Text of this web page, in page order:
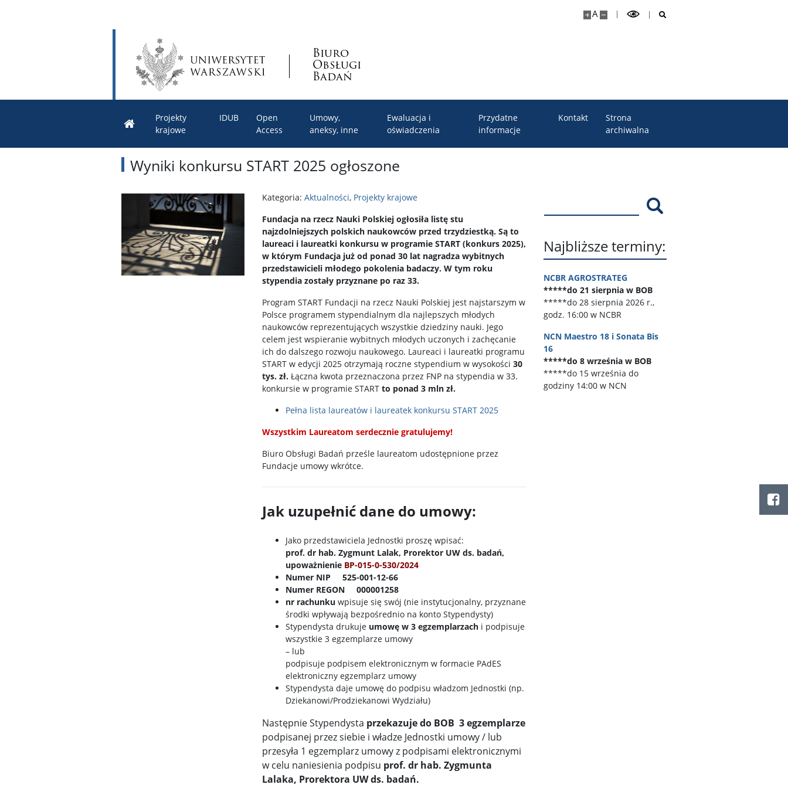
A
Biuro
Obsługi
Badań
Projekty
krajowe
IDUB
Open
Access
Umowy,
aneksy, inne
Ewaluacja i
oświadczenia
Przydatne
informacje
Kontakt
Strona
archiwalna
Wyniki konkursu START 2025 ogłoszone
Kategoria: Aktualności, Projekty krajowe
Fundacja na rzecz Nauki Polskiej ogłosiła listę stu
najzdolniejszych polskich naukowców przed trzydziestką. Są to
laureaci i laureatki konkursu w programie START (konkurs 2025),
w którym Fundacja już od ponad 30 lat nagradza wybitnych
przedstawicieli młodego pokolenia badaczy. W tym roku
stypendia zostały przyznane po raz 33.
Program START Fundacji na rzecz Nauki Polskiej jest najstarszym w
Polsce programem stypendialnym dla najlepszych młodych
naukowców reprezentujących wszystkie dziedziny nauki. Jego
celem jest wspieranie wybitnych młodych uczonych i zachęcanie
ich do dalszego rozwoju naukowego. Laureaci i laureatki programu
START w edycji 2025 otrzymają roczne stypendium w wysokości 30
tys. zł. Łączna kwota przeznaczona przez FNP na stypendia w 33.
konkursie w programie START to ponad 3 mln zł.
Pełna lista laureatów i laureatek konkursu START 2025
Wszystkim Laureatom serdecznie gratulujemy!
Biuro Obsługi Badań prześle laureatom udostępnione przez
Fundacje umowy wkrótce.
Jak uzupełnić dane do umowy:
Jako przedstawiciela Jednostki proszę wpisać:
prof. dr hab. Zygmunt Lalak, Prorektor UW ds. badań,
upoważnienie BP-015-0-530/2024
Numer NIP 525-001-12-66
Numer REGON 000001258
nr rachunku wpisuje się swój (nie instytucjonalny, przyznane
środki wpływają bezpośrednio na konto Stypendysty)
Stypendysta drukuje umowę w 3 egzemplarzach i podpisuje
wszystkie 3 egzemplarze umowy
– lub
podpisuje podpisem elektronicznym w formacie PAdES
elektroniczny egzemplarz umowy
Stypendysta daje umowę do podpisu władzom Jednostki (np.
Dziekanowi/Prodziekanowi Wydziału)
Następnie Stypendysta przekazuje do BOB 3 egzemplarze
podpisanej przez siebie i władze Jednostki umowy / lub
przesyła 1 egzemplarz umowy z podpisami elektronicznymi
w celu naniesienia podpisu prof. dr hab. Zygmunta
Lalaka, Prorektora UW ds. badań.
Szukaj
Najbliższe terminy:
NCBR AGROSTRATEG
*****do 21 sierpnia w BOB
*****do 28 sierpnia 2026 r.,
godz. 16:00 w NCBR
NCN Maestro 18 i Sonata Bis
16
*****do 8 września w BOB
*****do 15 września do
godziny 14:00 w NCN